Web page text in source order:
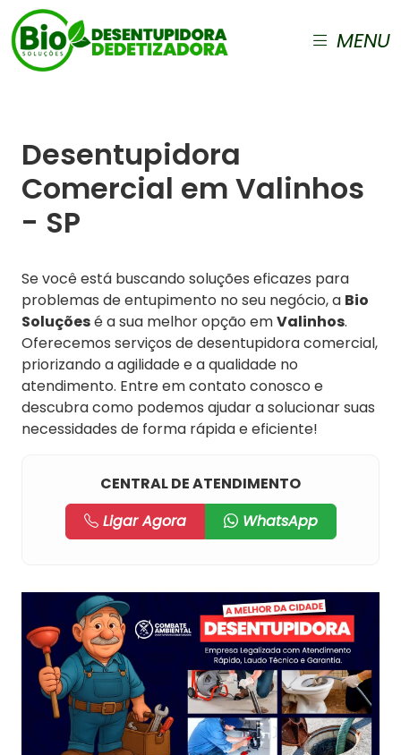
MENU
Desentupidora
Comercial em Valinhos
- SP
Se você está buscando soluções eficazes para
problemas de entupimento no seu negócio, a Bio
Soluçõesé a sua melhor opção emValinhos.
Oferecemos serviços de desentupidora comercial,
priorizando a agilidade e a qualidade no
atendimento. Entre em contato conosco e
descubra como podemos ajudar a solucionar suas
necessidades de forma rápida e eficiente!
CENTRAL DE ATENDIMENTO
Ligar Agora
WhatsApp